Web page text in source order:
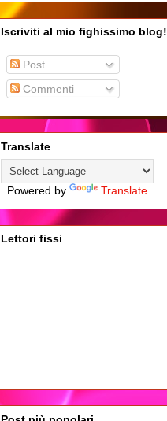
Iscriviti al mio fighissimo blog!
Post
Commenti
Translate
Powered by Translate
Lettori fissi